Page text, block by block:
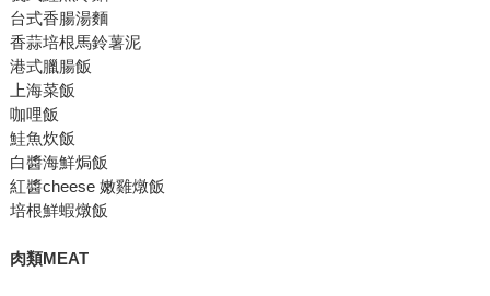
台式香腸湯麵
香蒜培根馬鈴薯泥
港式臘腸飯
上海菜飯
咖哩飯
鮭魚炊飯
白醬海鮮焗飯
紅醬cheese 嫩雞燉飯
培根鮮蝦燉飯
肉類MEAT